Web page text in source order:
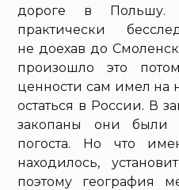
дороге в Польшу.
практически
не доехав до
произошло это
ценности сам имел на
остаться в России. В
закопаны они были
погоста. Но что
находилось,
поэтому география